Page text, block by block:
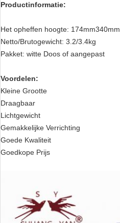
Productinformatie:
Het opheffen hoogte: 174mm340mm
Netto/Brutogewicht: 3.2/3.4kg
Pakket: witte Doos of aangepast
Voordelen:
Kleine Grootte
Draagbaar
Lichtgewicht
Gemakkelijke Verrichting
Goede Kwaliteit
Goedkope Prijs